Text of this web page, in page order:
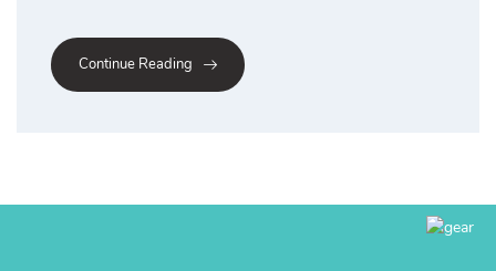
Continue Reading